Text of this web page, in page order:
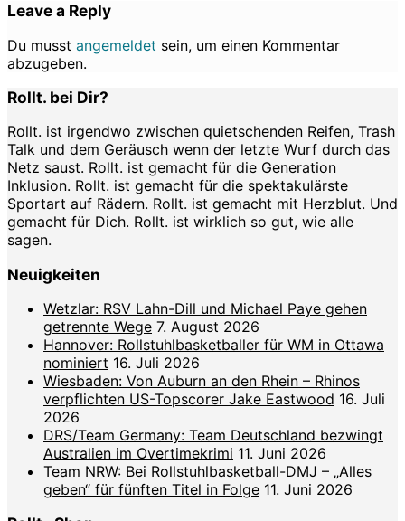
Leave a Reply
Du musst angemeldet sein, um einen Kommentar
abzugeben.
Rollt. bei Dir?
Rollt. ist irgendwo zwischen quietschenden Reifen, Trash
Talk und dem Geräusch wenn der letzte Wurf durch das
Netz saust. Rollt. ist gemacht für die Generation
Inklusion. Rollt. ist gemacht für die spektakulärste
Sportart auf Rädern. Rollt. ist gemacht mit Herzblut. Und
gemacht für Dich. Rollt. ist wirklich so gut, wie alle
sagen.
Neuigkeiten
Wetzlar: RSV Lahn-Dill und Michael Paye gehen
getrennte Wege 7. August 2026
Hannover: Rollstuhlbasketballer für WM in Ottawa
nominiert 16. Juli 2026
Wiesbaden: Von Auburn an den Rhein – Rhinos
verpflichten US-Topscorer Jake Eastwood 16. Juli
2026
DRS/Team Germany: Team Deutschland bezwingt
Australien im Overtimekrimi 11. Juni 2026
Team NRW: Bei Rollstuhlbasketball-DMJ – „Alles
geben“ für fünften Titel in Folge 11. Juni 2026